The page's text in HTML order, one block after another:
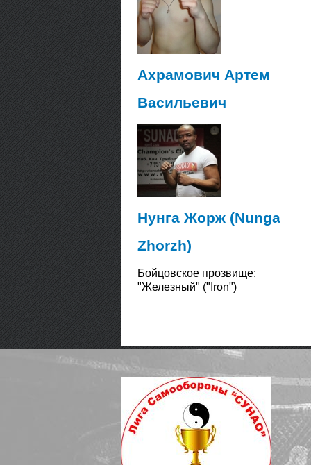
Ахрамович Артем
Васильевич
Нунга Жорж (Nunga
Zhorzh)
Бойцовское прозвище:
"Железный" ("Iron")